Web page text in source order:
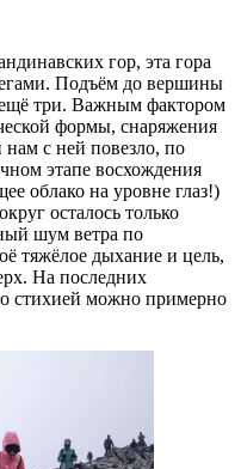
гор, эта гора
Подъём до вершины
ещё три. Важным фактором
формы, снаряжения
нам с ней повезло, по
этапе восхождения
облако на уровне глаз!)
осталось только
шум ветра по
тяжёлое дыхание и цель,
На последних
стихией можно примерно